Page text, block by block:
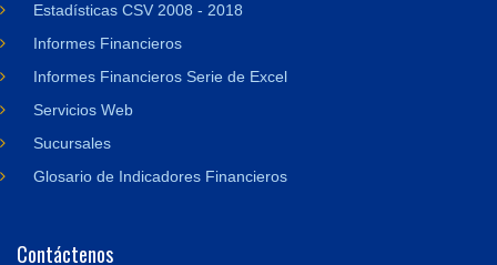
Estadísticas CSV 2008 - 2018
Informes Financieros
Informes Financieros Serie de Excel
Servicios Web
Sucursales
Glosario de Indicadores Financieros
Contáctenos